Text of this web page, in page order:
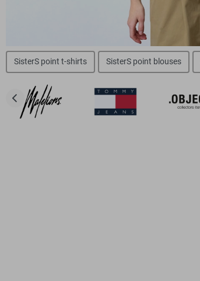
SisterS point t-shirts SisterS point blouses